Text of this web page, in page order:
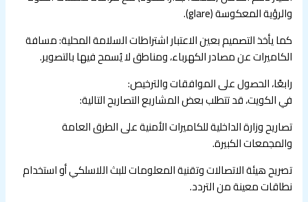
والرؤية المعكوسة (glare).
كما يأخذ التصميم بعين الاعتبار اشتراطات السلامة المحلية: مسافة
الكاميرات عن مصادر الكهرباء، ومناطق لا يُسمح فيها بالتصوير.
رابعًا، الحصول على الموافقات والترخيص:
في الكويت، قد تتطلب بعض المشاريع التصاريح التالية:
تصاريح وزارة الداخلية للكاميرات الأمنية على الطرق العامة
والمجمعات الكبيرة.
تصريح هيئة الاتصالات وتقنية المعلومات للبث اللاسلكي أو استخدام
نطاقات معينة من التردد.